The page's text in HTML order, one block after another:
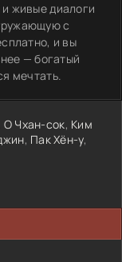
живые диалоги
с
и вы
— богатый
мечтать.
О Чхан-сок, Ким
, Пак Хён-у,